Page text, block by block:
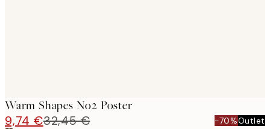
Warm Shapes No2 Poster
9,74 €32,45 € -70%Outlet